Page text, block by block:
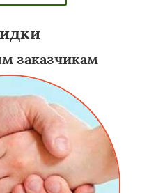
заказчикам